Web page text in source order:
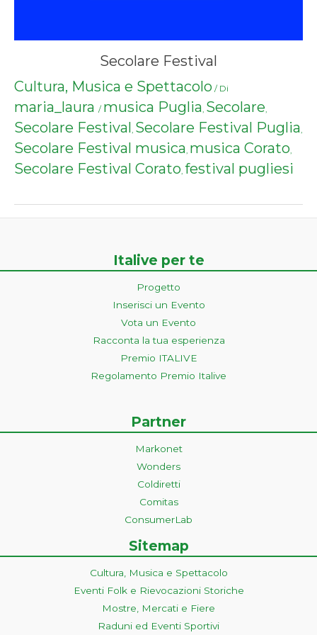
Secolare Festival
Cultura, Musica e Spettacolo / Di
maria_laura / musica Puglia, Secolare,
Secolare Festival , Secolare Festival Puglia,
Secolare Festival musica, musica Corato,
Secolare Festival Corato, festival pugliesi
Italive per te
Progetto
Inserisci un Evento
Vota un Evento
Racconta la tua esperienza
Premio ITALIVE
Regolamento Premio Italive
Partner
Markonet
Wonders
Coldiretti
Comitas
ConsumerLab
Sitemap
Cultura, Musica e Spettacolo
Eventi Folk e Rievocazioni Storiche
Mostre, Mercati e Fiere
Raduni ed Eventi Sportivi